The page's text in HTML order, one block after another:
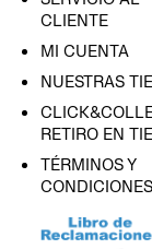
CLIENTE
MI CUENTA
NUESTRAS
RETIRO EN
TÉRMINOS Y
CONDICIONES